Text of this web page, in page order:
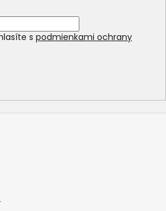
s podmienkami ochrany